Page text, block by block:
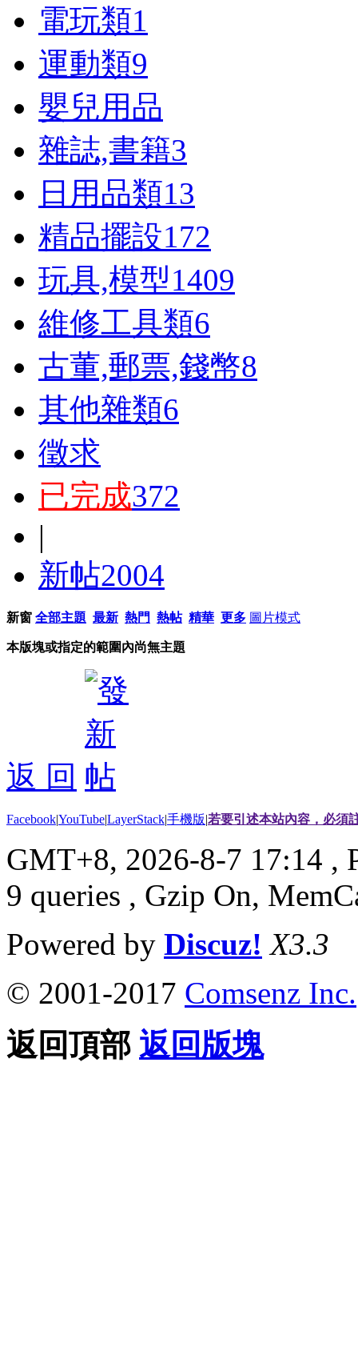
電玩類1
運動類9
嬰兒用品
雜誌,書籍3
日用品類13
精品擺設172
玩具,模型1409
維修工具類6
古董,郵票,錢幣8
其他雜類6
徵求
已完成372
|
新帖2004
新窗 全部主題 最新 熱門 熱帖 精華 更多 圖片模式
本版塊或指定的範圍內尚無主題
返 回
Facebook|YouTube|LayerStack|手機版|若要引述本站內容，必須
GMT+8, 2026-8-7 17:14 ,
9 queries , Gzip On,
Powered by Discuz! X3.3
© 2001-2017 Comsenz Inc.
返回頂部 返回版塊